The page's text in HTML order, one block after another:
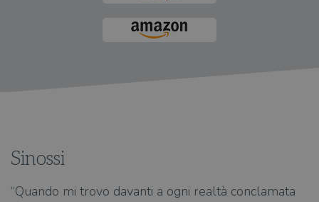
Sinossi
“Quando mi trovo davanti a ogni realtà conclamata